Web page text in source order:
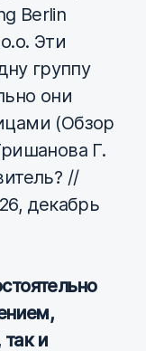
Berlin
Эти
группу
они
(Обзор
Г.
//
декабрь
и